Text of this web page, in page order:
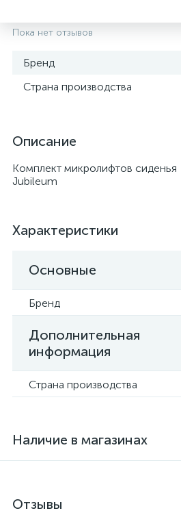
Пока нет отзывов
Бренд
Страна производства
Описание
Комплект микролифтов сиденья
Jubileum
Характеристики
Основные
Бренд
Дополнительная
информация
Страна производства
Наличие в магазинах
Отзывы